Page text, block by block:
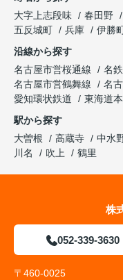
大字上志段味
春田野
五反城町
兵庫 伊勝
沿線から探す
名古屋市営桜通線
名
名古屋市営鶴舞線
名
愛知環状鉄道
東海道
駅から探す
大曽根
高蔵寺 中水
川名
吹上 鶴里
株
052-339-3630
〒460-0025